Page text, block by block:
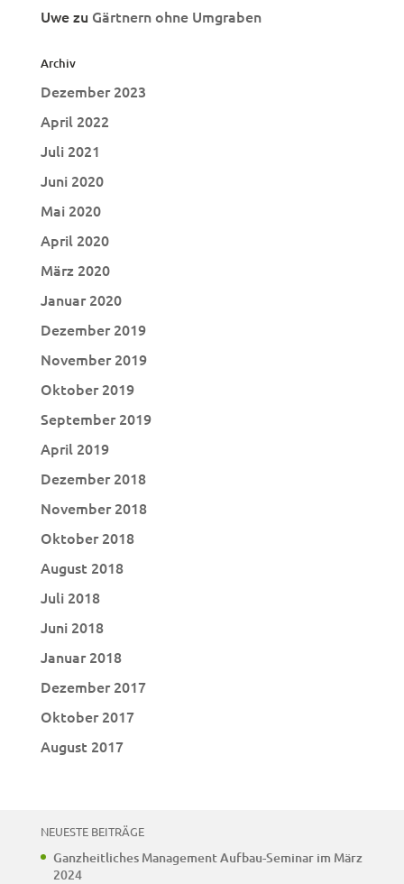
Uwezu Gärtnern ohne Umgraben
Archiv
Dezember 2023
April 2022
Juli 2021
Juni 2020
Mai 2020
April 2020
März 2020
Januar 2020
Dezember 2019
November 2019
Oktober 2019
September 2019
April 2019
Dezember 2018
November 2018
Oktober 2018
August 2018
Juli 2018
Juni 2018
Januar 2018
Dezember 2017
Oktober 2017
August 2017
NEUESTE BEITRÄGE
Ganzheitliches Management Aufbau-Seminar im März
2024